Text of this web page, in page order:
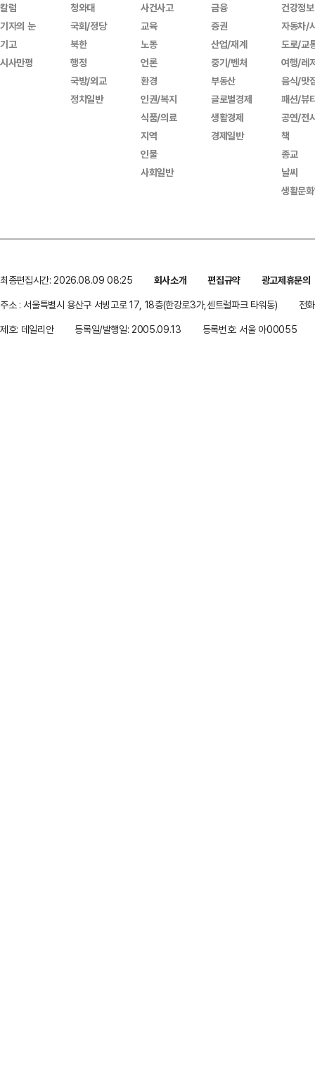
칼럼
기자의 눈
기고
시사만평
청와대
국회/정당
북한
행정
국방/외교
정치일반
사건사고
교육
노동
언론
환경
인권/복지
식품/의료
지역
인물
사회일반
금융
증권
산업/재계
중기/벤처
부동산
글로벌경제
생활경제
경제일반
건강정보
자동차/
도로/교
여행/레
음식/맛
패션/뷰
공연/전
책
종교
날씨
생활문
최종편집시간: 2026.08.09 08:25 회사소개 편집규약
광고제휴문의
주소 : 서울특별시 용산구 서빙고로 17, 18층(한강로3가,센트럴파크 타워동)
전
제호: 데일리안
등록일/발행일: 2005.09.13 등록번호: 서울 아00055